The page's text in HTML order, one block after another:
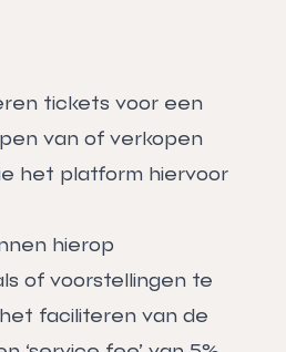
tickets voor een
van of verkopen
het platform hiervoor
hierop
of voorstellingen te
faciliteren van de